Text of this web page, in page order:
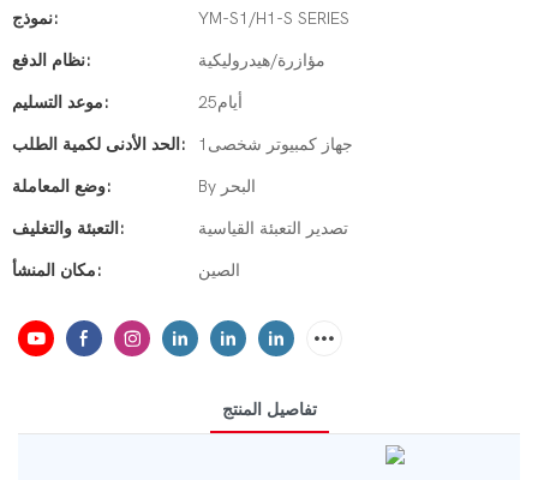
نموذج: YM-S1/H1-S SERIES
نظام الدفع: مؤازرة/هيدروليكية
موعد التسليم: أيام25
الحد الأدنى لكمية الطلب: جهاز كمبيوتر شخصى1
وضع المعاملة: By البحر
التعبئة والتغليف: تصدير التعبئة القياسية
مكان المنشأ: الصين
تفاصيل المنتج